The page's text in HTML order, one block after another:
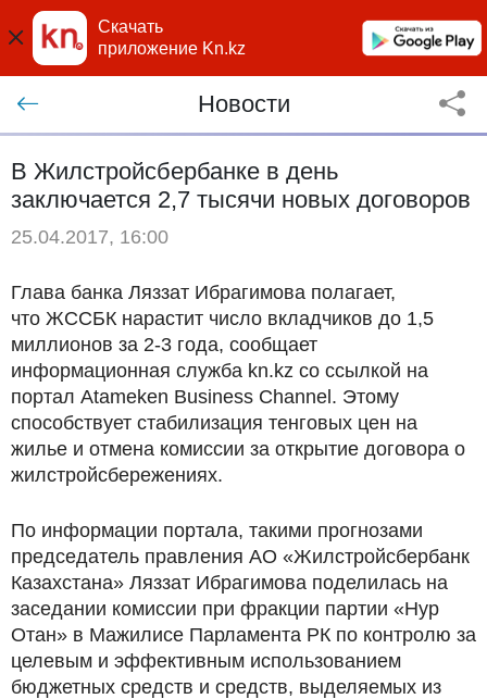
Скачать
приложение Kn.kz
Новости
В Жилстройсбербанке в день
заключается 2,7 тысячи новых договоров
25.04.2017, 16:00
Глава банка Ляззат Ибрагимова полагает,
что ЖССБК нарастит число вкладчиков до 1,5
миллионов за 2-3 года, сообщает
информационная служба kn.kz со ссылкой на
портал Atameken Business Channel. Этому
способствует стабилизация тенговых цен на
жилье и отмена комиссии за открытие договора о
жилстройсбережениях.
По информации портала, такими прогнозами
председатель правления АО «Жилстройсбербанк
Казахстана» Ляззат Ибрагимова поделилась на
заседании комиссии при фракции партии «Нур
Отан» в Мажилисе Парламента РК по контролю за
целевым и эффективным использованием
бюджетных средств и средств, выделяемых из